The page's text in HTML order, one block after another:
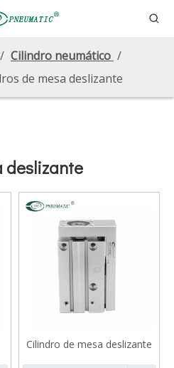
/ Cilindro neumático /
de mesa deslizante
deslizante
Cilindro de mesa deslizante